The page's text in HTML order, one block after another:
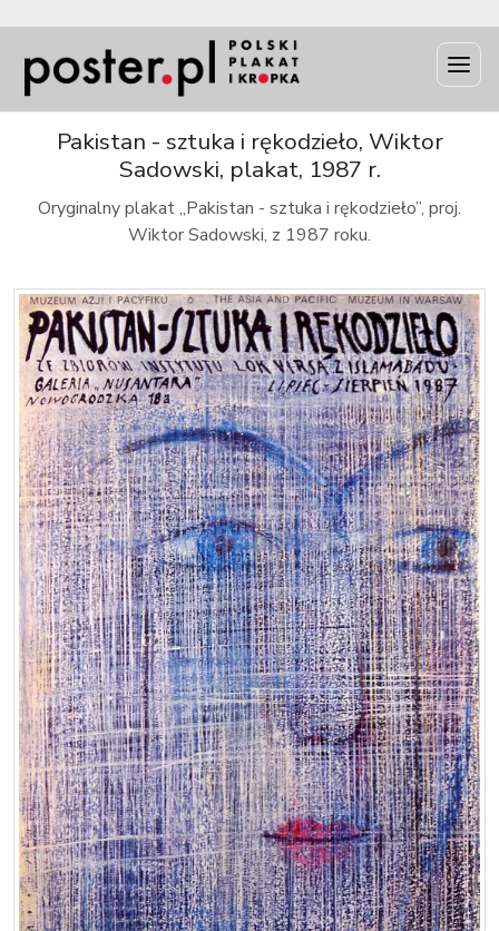
Pakistan - sztuka i rękodzieło, Wiktor
Sadowski, plakat, 1987 r.
Oryginalny plakat „Pakistan - sztuka i rękodzieło”, proj.
Wiktor Sadowski, z 1987 roku.